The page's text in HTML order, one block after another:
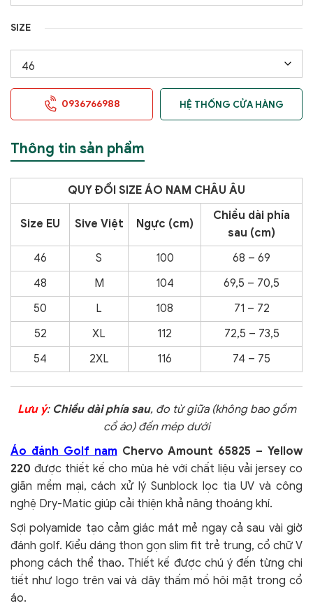
SIZE
0936766988 HỆ THỐNG CỬA HÀNG
Thông tin sản phẩm
QUY ĐỔI SIZE ÁO NAM CHÂU ÂU
Size EU Sive Việt Ngực (cm)
Chiều dài phía
sau (cm)
46
S 100
68 – 69
48
M 104
69,5 – 70,5
50
L 108
71 – 72
52
XL 112
72,5 – 73,5
54
2XL 116 74 – 75
Lưu ý: Chiều dài phía sau, đo từ giữa (không bao gồm
cổ áo) đến mép dưới
Áo đánh Golf namChervo Amount 65825 – Yellow
220 được thiết kế cho mùa hè với chất liệu vải jersey co
giãn mềm mại, cách xử lý Sunblock lọc tia UV và công
nghệ Dry-Matic giúp cải thiện khả năng thoáng khí.
Sợi polyamide tạo cảm giác mát mẻ ngay cả sau vài giờ
đánh golf. Kiểu dáng thon gọn slim fit trẻ trung, cổ chữ V
phong cách thể thao. Thiết kế được chú ý đến từng chi
tiết như logo trên vai và dây thấm mồ hôi mặt trong cổ
áo.